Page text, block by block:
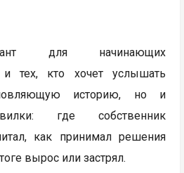
для начинающих
и тех, кто хочет услышать
историю, но и
где собственник
как принимал решения
вырос или застрял.